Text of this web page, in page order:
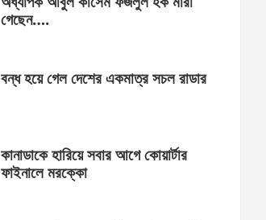
গেছেন….
বন্ধ হয়ে গেল দেশের একমাত্র সচল রাডার
কানাডাকে হারিয়ে সবার আগে কোয়ার্টার
ফাইনালে মরক্কো